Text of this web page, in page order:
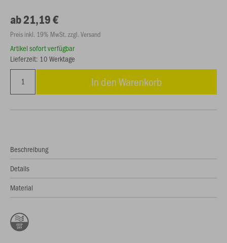
ab 21,19 €
Preis inkl. 19% MwSt. zzgl. Versand
Artikel sofort verfügbar
Lieferzeit: 10 Werktage
In den Warenkorb
Beschreibung
Details
Material